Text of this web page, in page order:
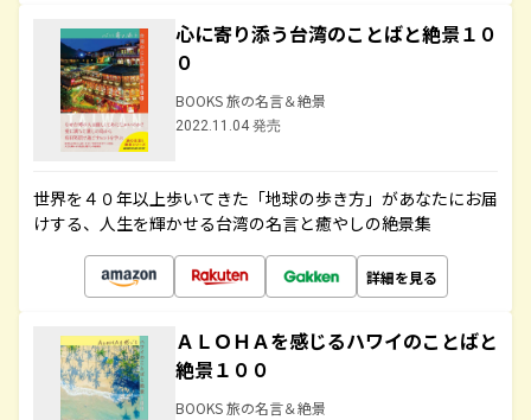
心に寄り添う台湾のことばと絶景１０
０
BOOKS 旅の名言＆絶景
2022.11.04 発売
世界を４０年以上歩いてきた「地球の歩き方」があなたにお届
けする、人生を輝かせる台湾の名言と癒やしの絶景集
詳細を見る
ＡＬＯＨＡを感じるハワイのことばと
絶景１００
BOOKS 旅の名言＆絶景